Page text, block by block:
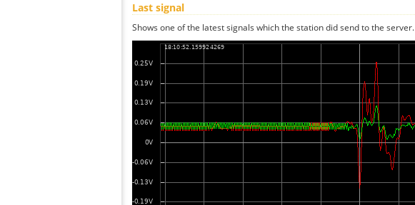
Last signal
Shows one of the latest signals which the station did send to the server.